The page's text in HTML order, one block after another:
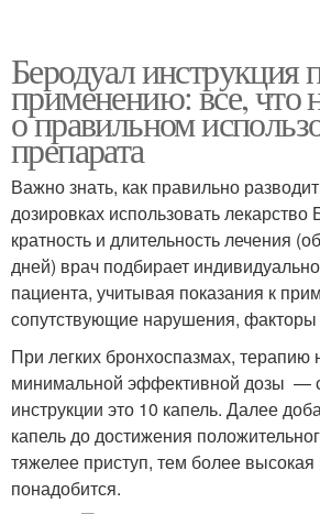
Беродуал инструкция
применению: все, что
о правильном
препарата
Важно знать, как правильно
дозировках использовать лекарство
кратность и длительность лечения
дней) врач подбирает
пациента, учитывая показания к
сопутствующие нарушения, факторы
При легких бронхоспазмах, терапию
минимальной эффективной дозы —
инструкции это 10 капель. Далее
капель до достижения
тяжелее приступ, тем более высокая
понадобится.